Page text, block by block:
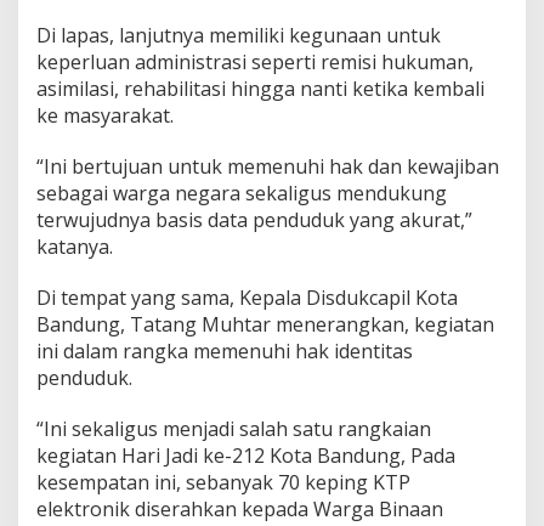
Di lapas, lanjutnya memiliki kegunaan untuk
keperluan administrasi seperti remisi hukuman,
asimilasi, rehabilitasi hingga nanti ketika kembali
ke masyarakat.
“Ini bertujuan untuk memenuhi hak dan kewajiban
sebagai warga negara sekaligus mendukung
terwujudnya basis data penduduk yang akurat,”
katanya.
Di tempat yang sama, Kepala Disdukcapil Kota
Bandung, Tatang Muhtar menerangkan, kegiatan
ini dalam rangka memenuhi hak identitas
penduduk.
“Ini sekaligus menjadi salah satu rangkaian
kegiatan Hari Jadi ke-212 Kota Bandung, Pada
kesempatan ini, sebanyak 70 keping KTP
elektronik diserahkan kepada Warga Binaan